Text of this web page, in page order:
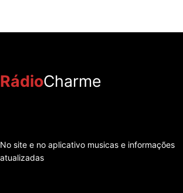
RádioCharme
No site e no aplicativo musicas e informações
atualizadas